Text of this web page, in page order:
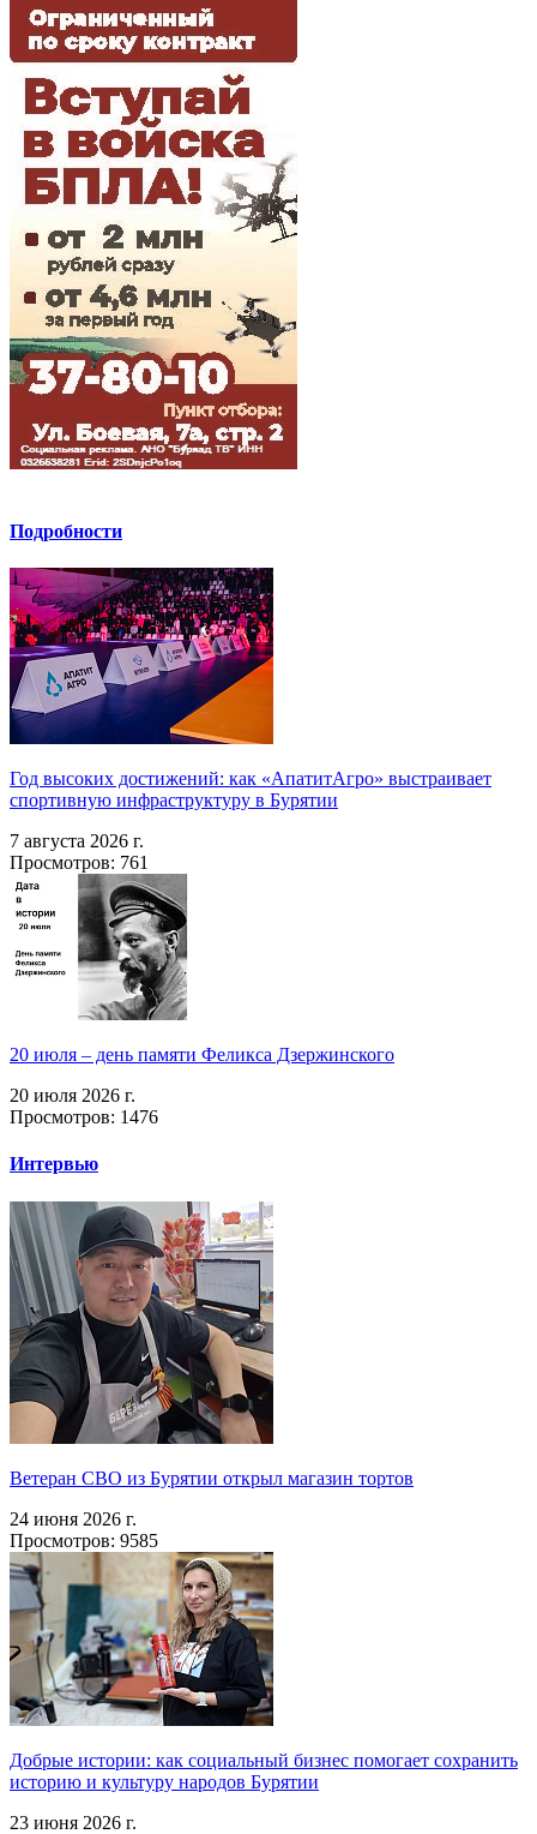
Подробности
Год высоких достижений: как «АпатитАгро» выстраивает
спортивную инфраструктуру в Бурятии
7 августа 2026 г.
Просмотров: 761
20 июля – день памяти Феликса Дзержинского
20 июля 2026 г.
Просмотров: 1476
Интервью
Ветеран СВО из Бурятии открыл магазин тортов
24 июня 2026 г.
Просмотров: 9585
Добрые истории: как социальный бизнес помогает сохранить
историю и культуру народов Бурятии
23 июня 2026 г.